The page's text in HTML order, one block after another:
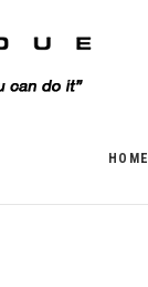
HOME